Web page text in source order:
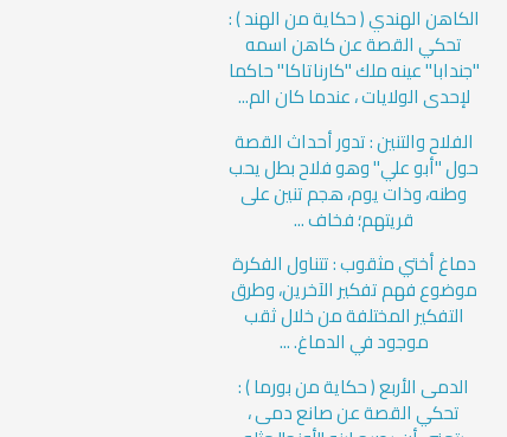
الكاهن الهندي ( حكاية من الهند ) :
تحكي القصة عن كاهن اسمه
"جندابا" عينه ملك "كارناتاكا" حاكما
لإحدى الولايات ، عندما كان الم...
الفلاح والتنين : تدور أحداث القصة
حول "أبو علي" وهو فلاح بطل يحب
وطنه، وذات يوم، هجم تنين على
قريتهم؛ فخاف ...
دماغ أختي مثقوب : تتناول الفكرة
موضوع فهم تفكير الآخرين، وطرق
التفكير المختلفة من خلال ثقب
موجود في الدماغ. ...
الدمى الأربع ( حكاية من بورما ) :
تحكي القصة عن صانع دمى ،